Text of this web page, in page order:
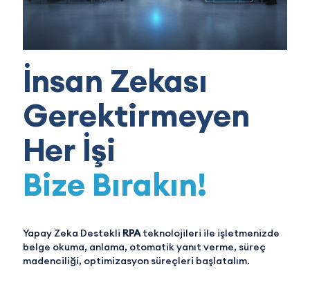
İnsan Zekası
Gerektirmeyen
Her İşi
Bize Bırakın!
Yapay Zeka Destekli RPAteknolojileri ile işletmenizde
belge okuma, anlama, otomatik yanıt verme, süreç
madenciliği, optimizasyon süreçleri başlatalım.